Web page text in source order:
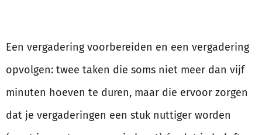
Een vergadering voorbereiden en een vergadering
opvolgen: twee taken die soms niet meer dan vijf
minuten hoeven te duren, maar die ervoor zorgen
dat je vergaderingen een stuk nuttiger worden